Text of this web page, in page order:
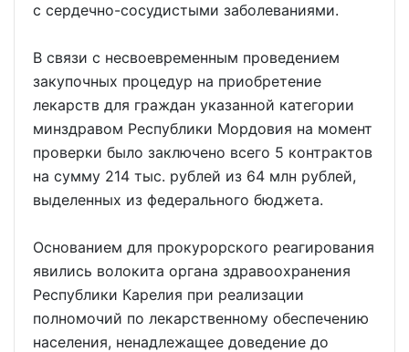
с сердечно-сосудистыми заболеваниями.
В связи с несвоевременным проведением
закупочных процедур на приобретение
лекарств для граждан указанной категории
минздравом Республики Мордовия на момент
проверки было заключено всего 5 контрактов
на сумму 214 тыс. рублей из 64 млн рублей,
выделенных из федерального бюджета.
Основанием для прокурорского реагирования
явились волокита органа здравоохранения
Республики Карелия при реализации
полномочий по лекарственному обеспечению
населения, ненадлежащее доведение до